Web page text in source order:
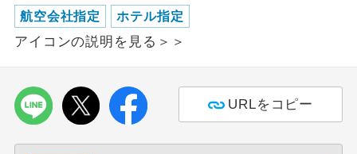
航空会社指定 ホテル指定
アイコンの説明を見る＞＞
URLをコピー
年齢制限あり
ご参加にあたり年齢に制限があるコース
です。
航空会社指定
利用航空会社が指定なので、ご出発の計
ホテル指定
ご紹介するホテルを指定したコースで